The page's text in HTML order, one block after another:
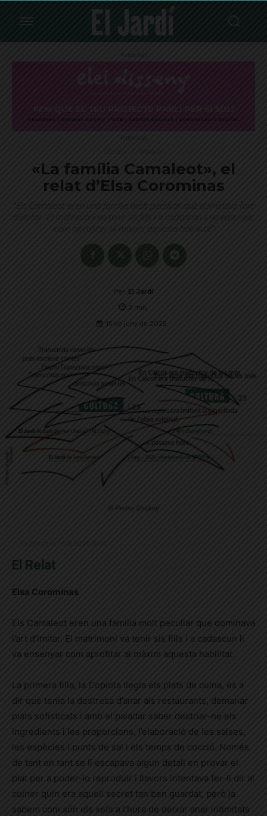
Publicitat
Publicitat
«La família Camaleot», el
relat d’Elsa Corominas
"Els Camaleot eren una família molt peculiar que dominava l’art
d’imitar. El matrimoni va tenir sis fills i a cadascun li va ensenyar
com aprofitar al màxim aquesta habilitat"
Per El Jardí
3 min.
15 de juny de 2025
© Pedro Strukelj
El Relat
Elsa Corominas
Els Camaleot eren una família molt peculiar que dominava
l’art d’imitar. El matrimoni va tenir sis fills i a cadascun li
va ensenyar com aprofitar al màxim aquesta habilitat.
La primera filla, la Copiota llegia els plats de cuina, és a
dir que tenia la destresa d’anar als restaurants, demanar
plats sofisticats i amb el paladar saber destriar-ne els
ingredients i les proporcions, l’elaboració de les salses,
les espècies i punts de sal i els temps de cocció. Només
de tant en tant se li escapava algun detall en provar el
plat per a poder-lo reproduir i llavors intentava fer-li dir al
cuiner quin era aquell secret tan ben guardat, però ja
sabem com són els xefs a l’hora de deixar anar intimitats